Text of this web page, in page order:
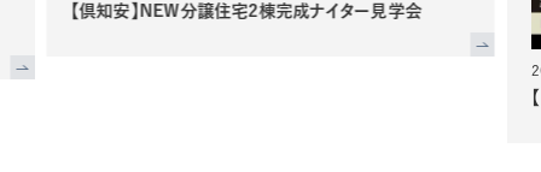
【倶知安】NEW分譲住宅2棟完成ナイター見学会